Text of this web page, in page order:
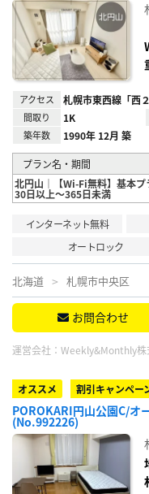
アクセス 札幌市東西線「西
間取り 1K
築年数 1990年 12月 築
プラン名・期間
北円山｜【Wi-Fi無料】基本プ
30日以上～365日未満
インターネット無料
オートロック
北海道 札幌市中央区
お問合わせ
運営会社： Weekly&Monthly株
オススメ 割引キャンペー
POROKARI円山公園C/オ
(No.992226)